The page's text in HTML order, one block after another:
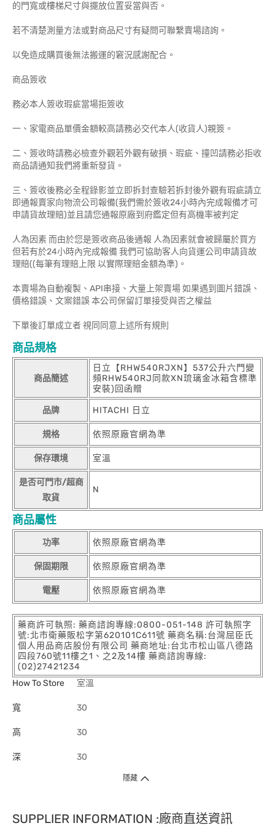
的門寬或樓梯尺寸與擺放位置妥當與否。
若不清楚測量方法或對商品尺寸有疑問可聯繫賣場諮詢。
以免造成購買後無法搬運的窘況感謝配合。
商品簽收
務必本人簽收瑕疵當場拒簽收
一、家電商品單價金額較高請務必交代本人(收貨人)親簽。
二、簽收時請務必檢查外觀若外觀有破損、瑕疵、撞凹請務必拒收
商品請通知我們將重新發貨。
三、簽收後務必全程錄影並立即拆封查驗若拆封後外觀有瑕疵請立
即通報賣家向物流公司報備(我們需於簽收24小時內完成報備才可
申請貨故理賠)並且請您通報原廠到府鑑定但有高機率被判定
人為因素 而由於您是簽收商品後通報 人為因素就會被歸屬於買方
但若有於24小時內完成報備 我們可協助客人向貨運公司申請貨故
理賠((每筆有理賠上限 以實際理賠金額為準)。
本賣場為自動複製、API串接、大量上架賣場 如果遇到圖片錯誤、
價格錯誤、文案錯誤 本公司保留訂單接受與否之權益
下單後訂單成立者 視同同意上述所有規則
商品規格
商品簡述
日立【RHW540RJXN】537公升六門變
頻RHW540RJ同款XN琉璃金冰箱含標準
安裝)回函贈
品牌 HITACHI 日立
規格 依照原廠官網為準
保存環境 室溫
是否可門市/超商
取貨
N
商品屬性
功率 依照原廠官網為準
保固期限 依照原廠官網為準
電壓 依照原廠官網為準
藥商許可執照: 藥商諮詢專線:0800-051-148 許可執照字
號:北市衛藥販松字第620101C611號 藥商名稱:台灣屈臣氏
個人用品商店股份有限公司 藥商地址:台北市松山區八德路
四段760號11樓之1、之2及14樓 藥商諮詢專線:
(02)27421234
How To Store
室溫
寬 30
高 30
深 30
隱藏
SUPPLIER INFORMATION :廠商直送資訊